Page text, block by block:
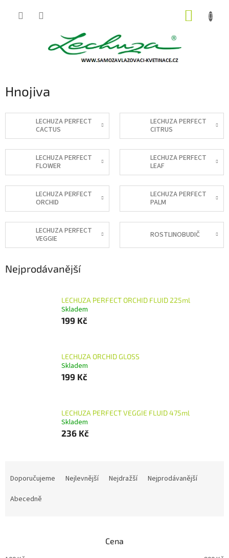
Hnojiva
LECHUZA PERFECT
CACTUS
LECHUZA PERFECT
CITRUS
LECHUZA PERFECT
FLOWER
LECHUZA PERFECT
LEAF
LECHUZA PERFECT
ORCHID
LECHUZA PERFECT
PALM
LECHUZA PERFECT
VEGGIE
ROSTLINOBUDIČ
Nejprodávanější
LECHUZA PERFECT ORCHID FLUID 225ml
Skladem
199 Kč
LECHUZA ORCHID GLOSS
Skladem
199 Kč
LECHUZA PERFECT VEGGIE FLUID 475ml
Skladem
236 Kč
Doporučujeme Nejlevnější Nejdražší
Nejprodávanější
Abecedně
Cena